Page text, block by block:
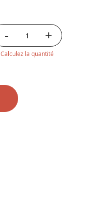
- +
Calculez la quantité